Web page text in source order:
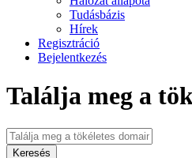
Tudásbázis
Hírek
Regisztráció
Bejelentkezés
Találja meg a
Keresés